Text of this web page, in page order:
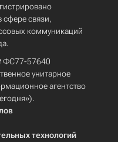
сфере связи,
коммуникаций
ФС77-57640
унитарное
агентство
технологий